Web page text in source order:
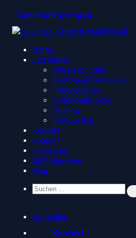
Zum Inhalt springen
Home
Leistungen
Alle Leistungen
Custom-Entwicklung
Integrationen
Datenbank-Sync
Hosting
Forecasting
Kontakt
Support
Impressum
ERP Migration
Blog
Anmelden
Kontakt